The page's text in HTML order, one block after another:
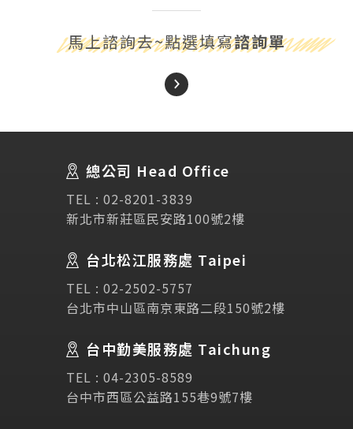
諮詢表單
About Us 關於我們
講座活動
Testimonial 學生推薦
Links 相關連結
馬上諮詢去~點選填寫諮詢單
總公司 Head Office
TEL : 02-8201-3839
新北市新莊區民安路100號2樓
台北松江服務處 Taipei
TEL : 02-2502-5757
台北市中山區南京東路二段150號2樓
台中勤美服務處 Taichung
TEL : 04-2305-8589
台中市西區公益路155巷9號7樓